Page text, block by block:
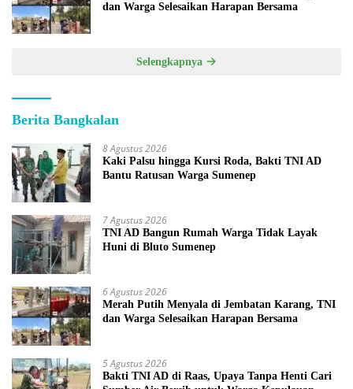
dan Warga Selesaikan Harapan Bersama
Selengkapnya
Berita Bangkalan
8 Agustus 2026
Kaki Palsu hingga Kursi Roda, Bakti TNI AD
Bantu Ratusan Warga Sumenep
7 Agustus 2026
TNI AD Bangun Rumah Warga Tidak Layak
Huni di Bluto Sumenep
6 Agustus 2026
Merah Putih Menyala di Jembatan Karang, TNI
dan Warga Selesaikan Harapan Bersama
5 Agustus 2026
Bakti TNI AD di Raas, Upaya Tanpa Henti Cari